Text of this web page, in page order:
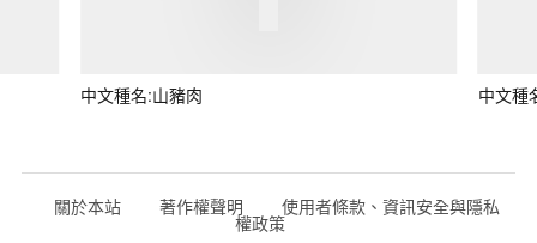
中文種名:山豬肉 中文種
關於本站 著作權聲明 使用者條款、資訊安全與隱私
權政策